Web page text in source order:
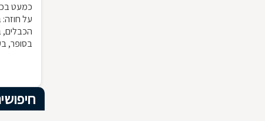
כמעט
על
הכבלים,
בסופר,
להפר